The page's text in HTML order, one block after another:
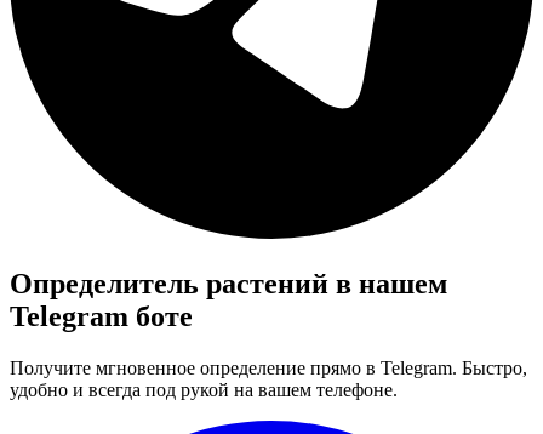
Определитель растений в нашем
Telegram боте
Получите мгновенное определение прямо в Telegram. Быстро,
удобно и всегда под рукой на вашем телефоне.